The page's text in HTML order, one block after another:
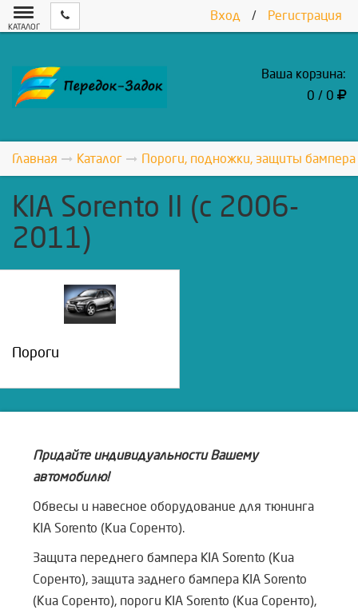
Вход / Регистрация
КАТАЛОГ
Ваша корзина:
0 / 0
Главная Каталог Пороги, подножки, защиты
KIA Sorento II (c 2006-
2011)
Пороги
Придайте индивидуальности Вашему
автомобилю!
Обвесы и навесное оборудование для тюнинга
KIA Sorento (Киа Соренто).
Защита переднего бампера KIA Sorento (Киа
Соренто), защита заднего бампера KIA Sorento
(Киа Соренто), пороги KIA Sorento (Киа Соренто),